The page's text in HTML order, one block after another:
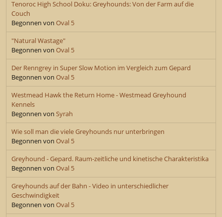
Tenoroc High School Doku: Greyhounds: Von der Farm auf die
Couch
Begonnen von Oval 5
"Natural Wastage"
Begonnen von Oval 5
Der Renngrey in Super Slow Motion im Vergleich zum Gepard
Begonnen von Oval 5
Westmead Hawk the Return Home - Westmead Greyhound
Kennels
Begonnen von Syrah
Wie soll man die viele Greyhounds nur unterbringen
Begonnen von Oval 5
Greyhound - Gepard. Raum-zeitliche und kinetische Charakteristika
Begonnen von Oval 5
Greyhounds auf der Bahn - Video in unterschiedlicher
Geschwindigkeit
Begonnen von Oval 5